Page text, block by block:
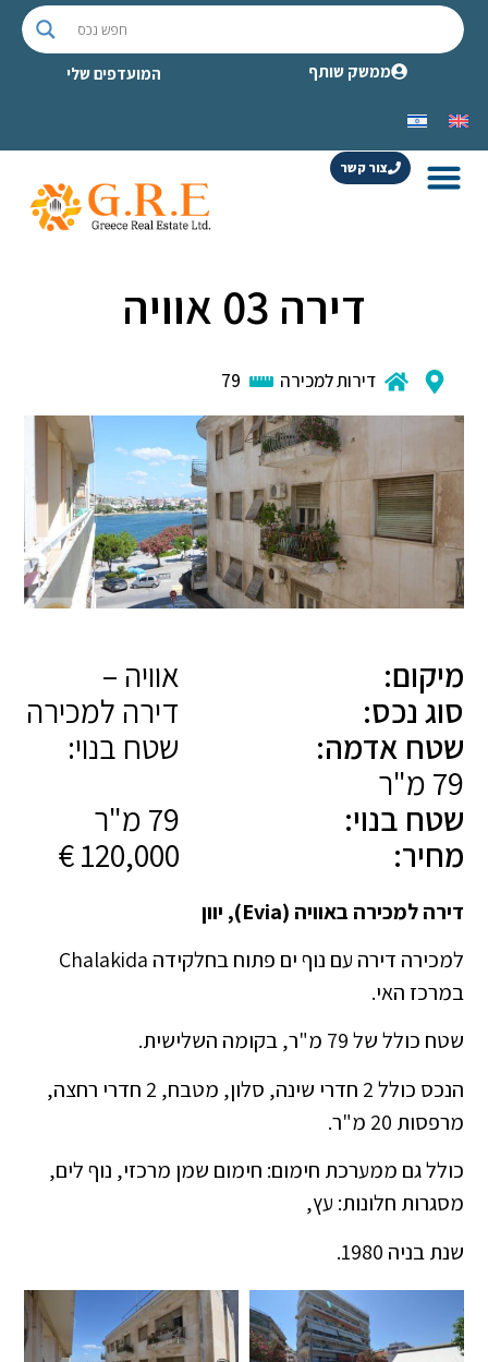
ממשק שותף המועדפים שלי
צור קשר
דירה 03 אוויה
דירות למכירה 79
מיקום:
אוויה –
סוג נכס:
דירה למכירה
שטח אדמה:
שטח בנוי:
79 מ"ר
שטח בנוי:
מחיר:
דירה למכירה באוויה (Evia), יוון
למכירה דירה עם נוף ים פתוח בחלקידה Chalakida
במרכז האי.
שטח כולל של 79 מ"ר, בקומה השלישית.
הנכס כולל 2 חדרי שינה, סלון, מטבח, 2 חדרי רחצה,
מרפסות 20 מ"ר.
כולל גם ממערכת חימום: חימום שמן מרכזי, נוף לים,
מסגרות חלונות: עץ,
שנת בניה 1980.